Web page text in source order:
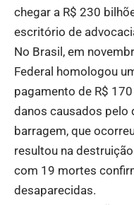
chegar a R$ 230
escritório de
No Brasil, em
Federal homologou
pagamento de R$
danos causados pelo
barragem, que
resultou na
com 19 mortes
desaparecidas.